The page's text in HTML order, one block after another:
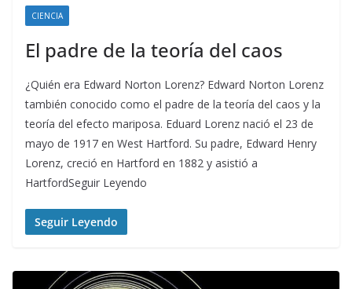
CIENCIA
El padre de la teoría del caos
¿Quién era Edward Norton Lorenz? Edward Norton Lorenz
también conocido como el padre de la teoría del caos y la
teoría del efecto mariposa. Eduard Lorenz nació el 23 de
mayo de 1917 en West Hartford. Su padre, Edward Henry
Lorenz, creció en Hartford en 1882 y asistió a
HartfordSeguir Leyendo
Seguir Leyendo